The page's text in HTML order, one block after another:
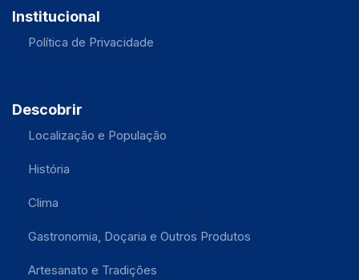
Institucional
Política de Privacidade
Descobrir
Localização e População
História
Clima
Gastronomia, Doçaria e Outros Produtos
Artesanato e Tradições